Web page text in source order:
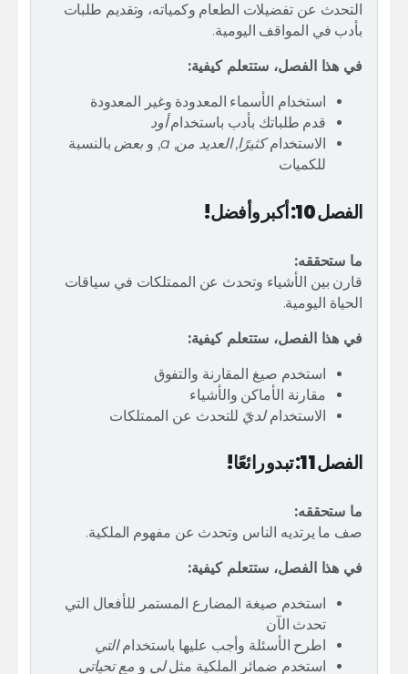
التحدث عن تفضيلات الطعام وكمياته، وتقديم طلبات
بأدب في المواقف اليومية.
في هذا الفصل، ستتعلم كيفية:
استخدام الأسماء المعدودة وغير المعدودة
قدم طلباتك بأدب باستخدامأود
الاستخدامكثيرًا,العديد من,
a, و بعض بالنسبة
للكميات
الفصل 10: أكبر وأفضل!
ما ستحققه:
قارن بين الأشياء وتحدث عن الممتلكات في سياقات
الحياة اليومية.
في هذا الفصل، ستتعلم كيفية:
استخدم صيغ المقارنة والتفوق
مقارنة الأماكن والأشياء
الاستخداملديّ للتحدث عن الممتلكات
الفصل 11: تبدو رائعًا!
ما ستحققه:
صف ما يرتديه الناس وتحدث عن مفهوم الملكية.
في هذا الفصل، ستتعلم كيفية:
استخدم صيغة المضارع المستمر للأفعال التي
تحدث الآن
اطرح الأسئلة وأجب عليها باستخدامالتي
استخدم ضمائر الملكية مثللي و مع تحياتي